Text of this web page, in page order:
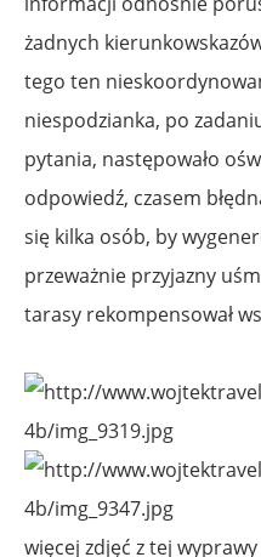
żadnych
tego ten
niespodzianka, po
pytania, następowało
odpowiedź, czasem
się kilka osób, by
przeważnie przyjazny
tarasy rekompensował
więcej zdjęć z tej